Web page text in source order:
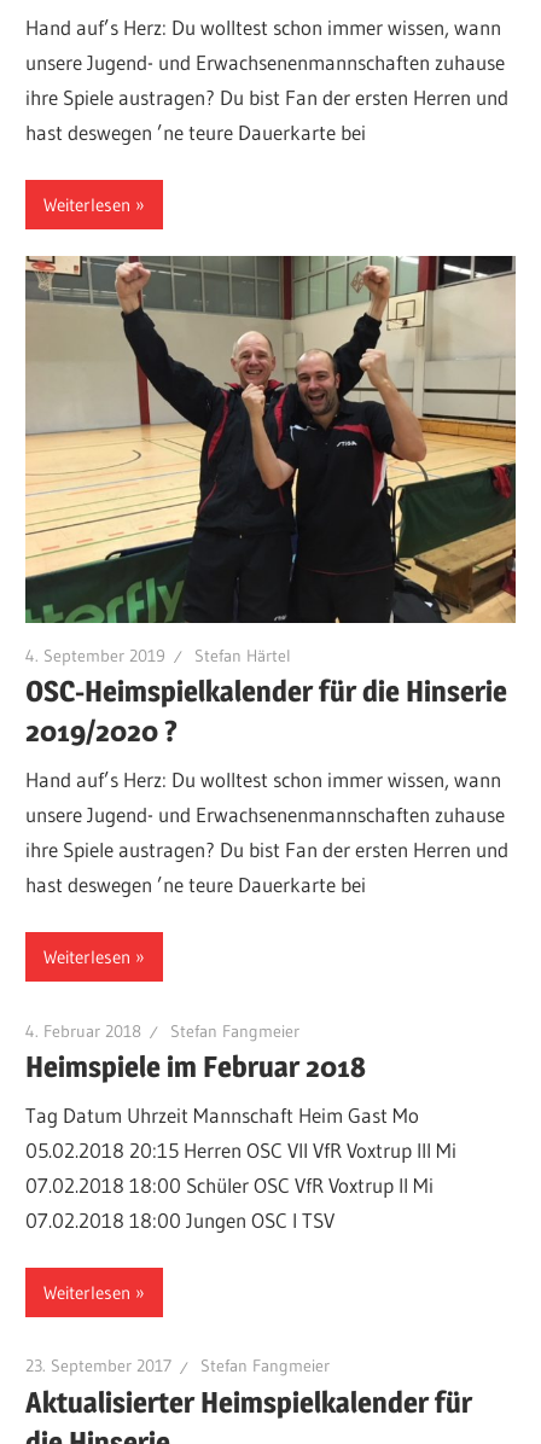
Hand auf’s Herz: Du wolltest schon immer wissen, wann
unsere Jugend- und Erwachsenenmannschaften zuhause
ihre Spiele austragen? Du bist Fan der ersten Herren und
hast deswegen ’ne teure Dauerkarte bei
Weiterlesen
4. September 2019 Stefan Härtel
OSC-Heimspielkalender für die Hinserie
2019/2020 ?
Hand auf’s Herz: Du wolltest schon immer wissen, wann
unsere Jugend- und Erwachsenenmannschaften zuhause
ihre Spiele austragen? Du bist Fan der ersten Herren und
hast deswegen ’ne teure Dauerkarte bei
Weiterlesen
4. Februar 2018 Stefan Fangmeier
Heimspiele im Februar 2018
Tag Datum Uhrzeit Mannschaft Heim Gast Mo
05.02.2018 20:15 Herren OSC VII VfR Voxtrup III Mi
07.02.2018 18:00 Schüler OSC VfR Voxtrup II Mi
07.02.2018 18:00 Jungen OSC I TSV
Weiterlesen
23. September 2017 Stefan Fangmeier
Aktualisierter Heimspielkalender für